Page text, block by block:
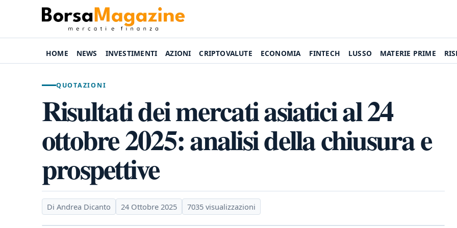
HOME NEWS INVESTIMENTI AZIONI CRIPTOVALUTE ECONOMIA FINTECH LUSSO MATERIE PRIME
QUOTAZIONI
Risultati dei mercati asiatici al 24
ottobre 2025: analisi della chiusura e
prospettive
Di Andrea Dicanto 24 Ottobre 2025 7035 visualizzazioni